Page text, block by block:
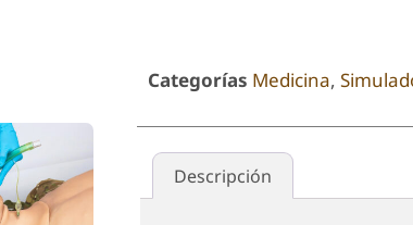
Categorías Medicina,
Descripción